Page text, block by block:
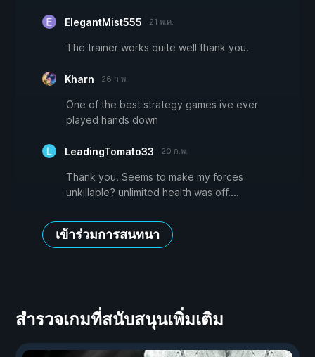
ElegantMist555 21 พ.ค.
The trainer works quite well thank you.
Kharn 26 ก.พ.
One of the best strategy games ive ever
played hands down
LeadingTomato33 20 ก.พ.
Thank you. Seems to make my forces
unkillable? unlimited health was off....
เข้าร่วมการสนทนา
สำรวจเกมที่สนับสนุนเพิ่มเติม